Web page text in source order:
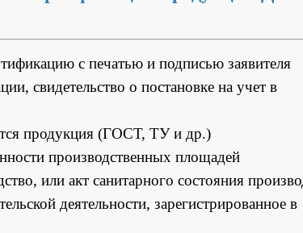
с печатью и подписью заявителя
свидетельство о постановке на учет в
продукция (ГОСТ, ТУ и др.)
производственных площадей
или акт санитарного состояния
деятельности, зарегистрированное в